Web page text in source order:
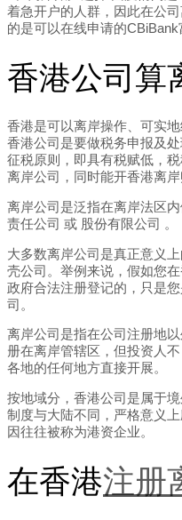
着急开户的人群，因此在公
的是可以在线申请的CBiBank
香港公司算
香港是可以离岸操作、可实
香港公司是要做税务申报及
征税原则，即具有税赋低，
离岸公司，同时能开香港离岸
离岸公司是泛指在离岸法区
责任公司 或 股份有限公司 。
大多数离岸公司是真正意义
壳公司。举例来说，假如您
政府合法注册登记的，只是
司。
离岸公司是指在公司注册地
册在离岸管辖区，但投资人
各地的任何地方直接开展。
按地域分，香港公司是属于
制度与大陆不同，严格意义
因往往被称为港资企业。
在香港注册